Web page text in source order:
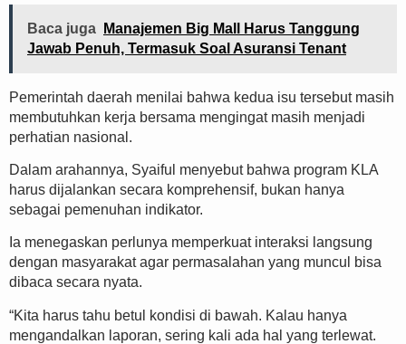
Baca juga
Manajemen Big Mall Harus Tanggung
Jawab Penuh, Termasuk Soal Asuransi Tenant
Pemerintah daerah menilai bahwa kedua isu tersebut masih
membutuhkan kerja bersama mengingat masih menjadi
perhatian nasional.
Dalam arahannya, Syaiful menyebut bahwa program KLA
harus dijalankan secara komprehensif, bukan hanya
sebagai pemenuhan indikator.
Ia menegaskan perlunya memperkuat interaksi langsung
dengan masyarakat agar permasalahan yang muncul bisa
dibaca secara nyata.
“Kita harus tahu betul kondisi di bawah. Kalau hanya
mengandalkan laporan, sering kali ada hal yang terlewat.